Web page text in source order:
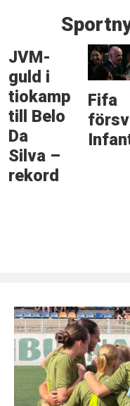
JVM-
guld i
tiokamp
till Belo
Da
Silva –
rekord
Fifa